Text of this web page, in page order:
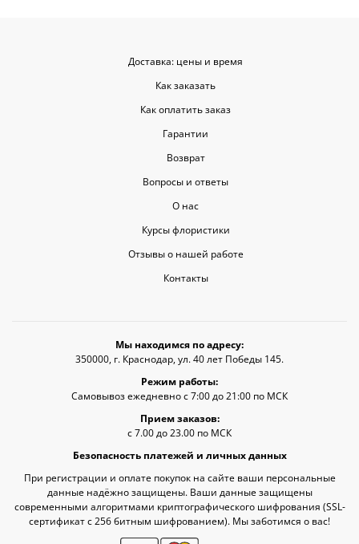
Доставка: цены и время
Как заказать
Как оплатить заказ
Гарантии
Возврат
Вопросы и ответы
О нас
Курсы флористики
Отзывы о нашей работе
Контакты
Мы находимся по адресу:
350000, г. Краснодар, ул. 40 лет Победы 145.
Режим работы:
Самовывоз ежедневно с 7:00 до 21:00 по МСК
Прием заказов:
с 7.00 до 23.00 по МСК
Безопасность платежей и личных данных
При регистрации и оплате покупок на сайте ваши персональные
данные надёжно защищены. Ваши данные защищены
современными алгоритмами криптографического шифрования (SSL-
сертификат c 256 битным шифрованием). Мы заботимся о вас!